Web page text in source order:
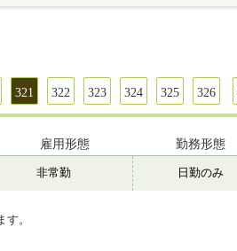
321 322 323 324 325 326
雇用形態 勤務形態
非常勤 日勤のみ
。